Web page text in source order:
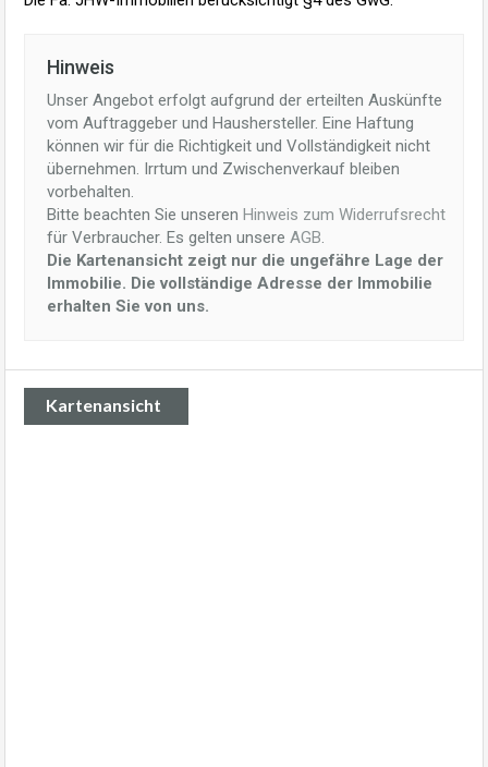
Hinweis
Unser Angebot erfolgt aufgrund der erteilten Auskünfte
vom Auftraggeber und Haushersteller. Eine Haftung
können wir für die Richtigkeit und Vollständigkeit nicht
übernehmen. Irrtum und Zwischenverkauf bleiben
vorbehalten.
Bitte beachten Sie unseren Hinweis zum Widerrufsrecht
für Verbraucher. Es gelten unsere AGB.
Die Kartenansicht zeigt nur die ungefähre Lage der
Immobilie. Die vollständige Adresse der Immobilie
erhalten Sie von uns.
Kartenansicht